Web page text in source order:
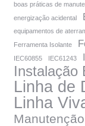
boas práticas de
energização acidental
equipamentos de
Ferramenta Isolante
IEC60855
IEC61243
Instalação
Linha de
Linha